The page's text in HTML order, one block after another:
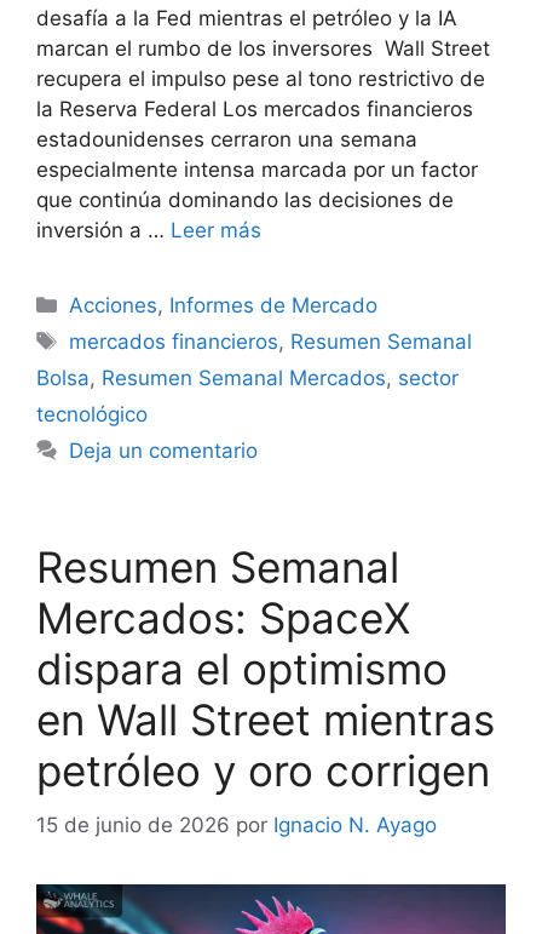
desafía a la Fed mientras el petróleo y la IA
marcan el rumbo de los inversores Wall Street
recupera el impulso pese al tono restrictivo de
la Reserva Federal Los mercados financieros
estadounidenses cerraron una semana
especialmente intensa marcada por un factor
que continúa dominando las decisiones de
inversión a … Leer más
Categorías
Acciones, Informes de Mercado
Etiquetas
mercados financieros, Resumen Semanal
Bolsa, Resumen Semanal Mercados, sector
tecnológico
Deja un comentario
Resumen Semanal
Mercados: SpaceX
dispara el optimismo
en Wall Street mientras
petróleo y oro corrigen
15 de junio de 2026 por Ignacio N. Ayago